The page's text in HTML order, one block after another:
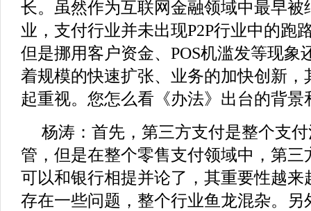
长。虽然作为互联网金融领域中最早被
业，支付行业并未出现P2P行业中的跑
但是挪用客户资金、POS机滥发等现象
着规模的快速扩张、业务的加快创新，
起重视。您怎么看《办法》出台的背景
杨涛：首先，第三方支付是整个支
管，但是在整个零售支付领域中，第三
可以和银行相提并论了，其重要性越来
存在一些问题，整个行业鱼龙混杂。另